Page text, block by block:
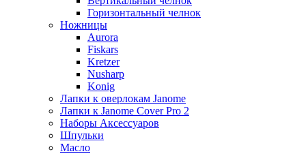
Горизонтальный челнок
Ножницы
Aurora
Fiskars
Kretzer
Nusharp
Konig
Лапки к оверлокам Janome
Лапки к Janome Cover Pro 2
Наборы Аксессуаров
Шпульки
Масло